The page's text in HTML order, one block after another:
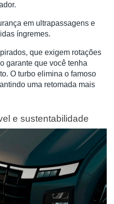
em ultrapassagens e
íngremes.
que exigem rotações
garante que você tenha
O turbo elimina o famoso
uma retomada mais
e sustentabilidade